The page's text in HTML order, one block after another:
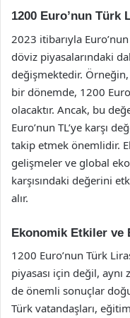
1200 Euro’nun Türk
2023 itibarıyla
döviz piyasalarındaki
değişmektedir. Örneğin,
bir dönemde, 1200
olacaktır. Ancak, bu
Euro’nun TL’ye karşı
takip etmek önemlidir.
gelişmeler ve global
karşısındaki değerini
alır.
Ekonomik Etkiler ve
1200 Euro’nun Türk
piyasası için değil,
de önemli sonuçlar
Türk vatandaşları,